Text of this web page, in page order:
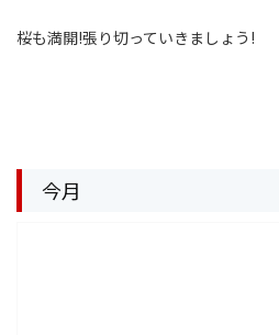
桜も満開!張り切っていきましょう!
今月